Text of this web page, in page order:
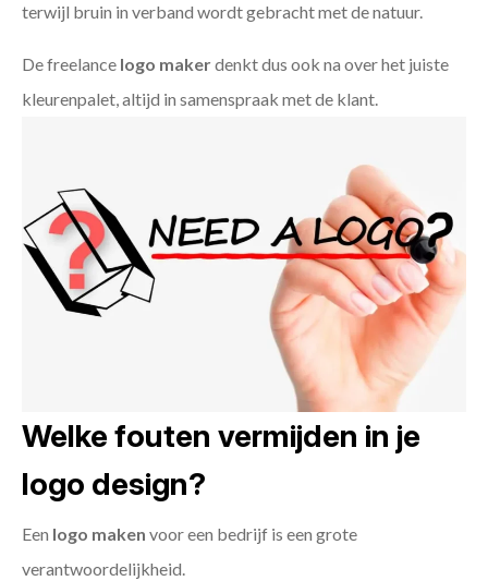
terwijl bruin in verband wordt gebracht met de natuur.
De freelance logo makerdenkt dus ook na over het juiste
kleurenpalet, altijd in samenspraak met de klant.
Welke fouten vermijden in je
logo design?
Een logo maken voor een bedrijf is een grote
verantwoordelijkheid.